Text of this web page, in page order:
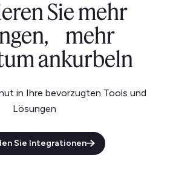
Sie mehr
mehr
ankurbeln
in Ihre bevorzugten Tools und
Lösungen
Sie Integrationen